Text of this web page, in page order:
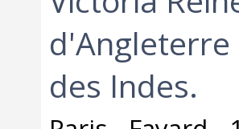
des Indes.‎